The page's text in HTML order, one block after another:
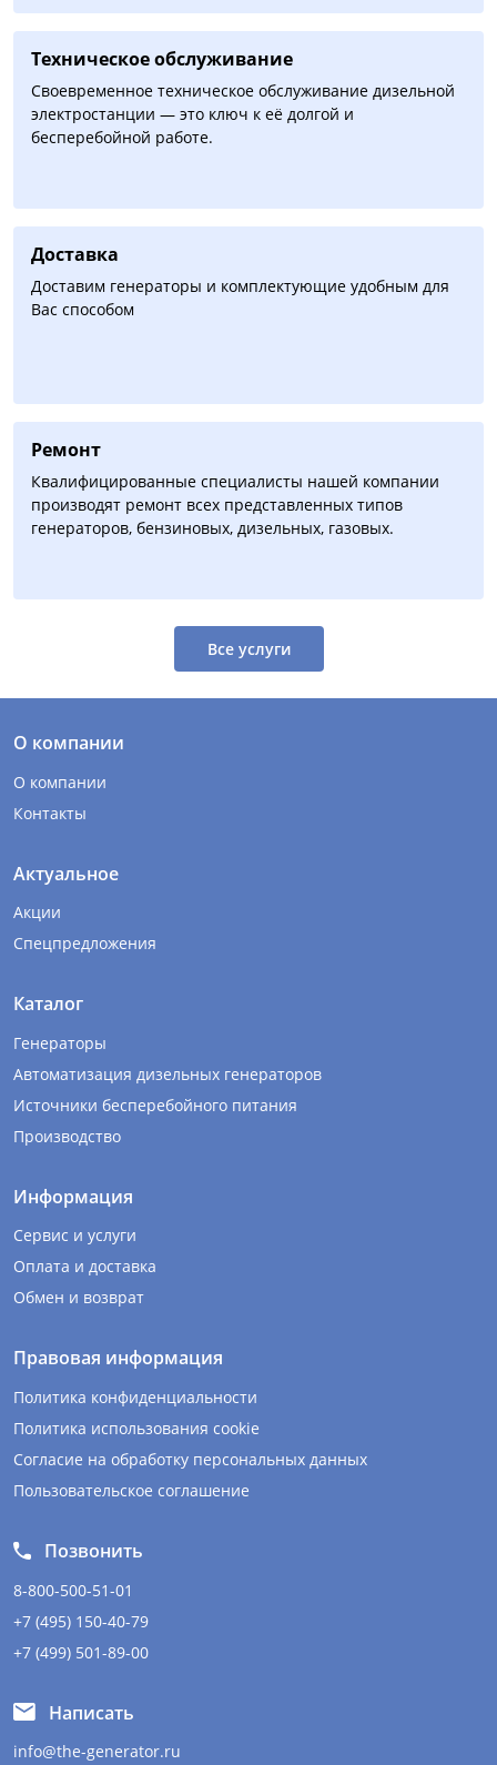
Техническое обслуживание
Своевременное техническое обслуживание дизельной
электростанции — это ключ к её долгой и
бесперебойной работе.
Доставка
Доставим генераторы и комплектующие удобным для
Вас способом
Ремонт
Квалифицированные специалисты нашей компании
производят ремонт всех представленных типов
генераторов, бензиновых, дизельных, газовых.
Все услуги
О компании
О компании
Контакты
Актуальное
Акции
Спецпредложения
Каталог
Генераторы
Автоматизация дизельных генераторов
Источники бесперебойного питания
Производство
Информация
Сервис и услуги
Оплата и доставка
Обмен и возврат
Правовая информация
Политика конфиденциальности
Политика использования cookie
Согласие на обработку персональных данных
Пользовательское соглашение
Позвонить
8-800-500-51-01
+7 (495) 150-40-79
+7 (499) 501-89-00
Написать
info@the-generator.ru